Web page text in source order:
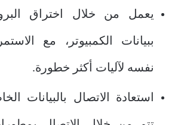
يعمل من خلال اختراق
ببيانات الكمبيوتر، مع
نفسه لآليات أكثر خطورة.
استعادة الاتصال بالبيانات